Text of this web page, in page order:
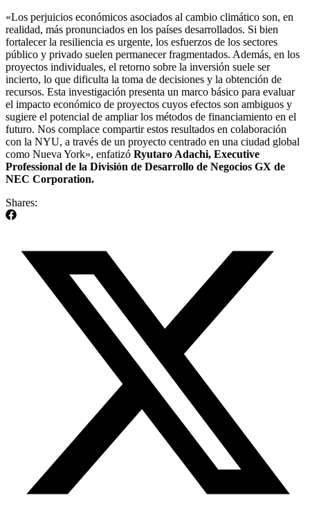
«Los perjuicios económicos asociados al cambio climático son, en
realidad, más pronunciados en los países desarrollados. Si bien
fortalecer la resiliencia es urgente, los esfuerzos de los sectores
público y privado suelen permanecer fragmentados. Además, en los
proyectos individuales, el retorno sobre la inversión suele ser
incierto, lo que dificulta la toma de decisiones y la obtención de
recursos. Esta investigación presenta un marco básico para evaluar
el impacto económico de proyectos cuyos efectos son ambiguos y
sugiere el potencial de ampliar los métodos de financiamiento en el
futuro. Nos complace compartir estos resultados en colaboración
con la NYU, a través de un proyecto centrado en una ciudad global
como Nueva York», enfatizó Ryutaro Adachi, Executive
Professional de la División de Desarrollo de Negocios GX de
NEC Corporation.
Shares: